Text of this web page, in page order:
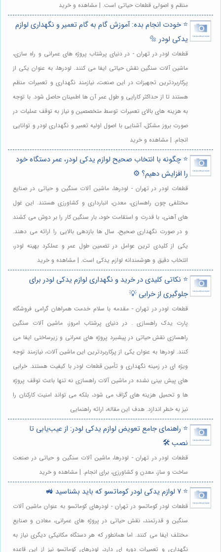
منظم و اصولی قطعات حیاتی است. | مشاهده و خرید
⭐️ خودت انجام بده: آموزش گام به گام تعمیر و نگهداری لوازم
یدکی لودر 🔩
قطعات لودر در تهران - در دنیای پرشتاب پروژه های عمرانی و راه سازی،
ماشین آلات سنگین نقش حیاتی ایفا می کنند. لودرها، به عنوان یکی از
پرکاربردترین تجهیزات در این صنعت، نیازمند نگهداری و تعمیرات منظم
هستند تا از حداکثر کارایی و طول عمر آن ها اطمینان حاصل شود. با توجه
به هزینه های بالای تعمیرات توسط متخصصین و نیاز به توقف عملیات در
صورت بروز مشکل، آشنایی با اصول اولیه تعمیر و نگهداری لودر و توانایی
انجام. | مشاهده و خرید
⭐️ چگونه با انتخاب صحیح لوازم یدکی لودر، عمر دستگاه خود
را افزایش دهیم؟ ⚙️
قطعات لودر در تهران - لودرها، ماشین آلات سنگین و حیاتی در صنایع
مختلفی چون راهسازی، معدن، انبارداری و کشاورزی هستند. این غول
های آهنی، با قدرت و استقامت خود، بار سنگین کار را بر دوش می کشند
و در صورت نگهداری صحیح، سال ها بازدهی بالایی را ارائه می دهند.
یکی از کلیدی ترین عوامل در تضمین طول عمر و عملکرد بهینه لودر،
انتخاب دقیق و هوشمندانه لوازم یدکی است. | مشاهده و خرید
⭐️ نکاتی کلیدی در خرید و نگهداری لوازم یدکی لودر برای
جلوگیری از خرابی 💡
قطعات لودر در تهران - مقدمه با سلام خدمت همراهان گرامی فروشگاه
پارت یدک راهسازی . در دنیای پرشتاب امروز، ماشین آلات سنگین
راهسازی نقش حیاتی در پیشبرد پروژه های عمرانی و زیرساختی ایفا می
کنند. لودرها به عنوان یکی از پرکاربردترین این ماشین آلات، نیازمند توجه
ویژه ای در زمینه نگهداری و تأمین قطعات لودر با کیفیت هستند. خرابی
های پیش بینی نشده در ماشین آلات راهسازی نه تنها باعث توقف پروژه
ها و تحمیل هزینه های گزاف می شود، بلکه می تواند امنیت کارکنان را
نیز به خطر اندازد. هدف این مقاله، ارائه راهنمایی
⭐️ راهنمای جامع تعویض لوازم یدکی لودر: از عیب‌یابی تا
نصب 🛠️
قطعات لودر در تهران - لودرها، ماشین آلات سنگین و حیاتی در صنعت
ساخت و ساز، معدن و کشاورزی، برای انجام. | مشاهده و خرید
⭐️ 7 لوازم یدکی لودر کوماتسو که باید بشناسید 🚜
قطعات لودر کوماتسو در تهران - لودرهای کوماتسو به عنوان ماشین آلات
سنگین و قدرتمند، نقش حیاتی در پروژه های عمرانی، معادن و صنایع
مختلف ایفا می کنند. اما همانطور که هر دستگاه مکانیکی دیگری نیاز به
نگهداری و تعمیرات دوره ای دارد، لودرهای کوماتسو نیز از این قاعده